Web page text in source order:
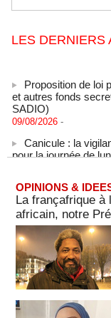
LES DERNIERS
et autres fonds
SADIO)
09/08/2026
Canicule : la
pour la journée de
09/08/2026 -
Biden s’est aggravé,
09/08/2026 -
Des échanges de
Russie
09/08/2026 -
L'Iran exige pour
"toutes" ses
09/08/2026 -
Iran : « aucune
OPINIONS &
La françafrique à
africain, notre